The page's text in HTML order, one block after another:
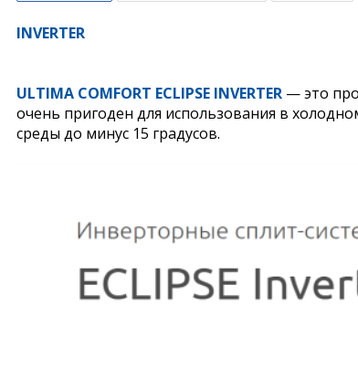
INVERTER
ULTIMA COMFORT ECLIPSE INVERTER — это
очень пригоден для использования в
среды до минус 15 градусов.